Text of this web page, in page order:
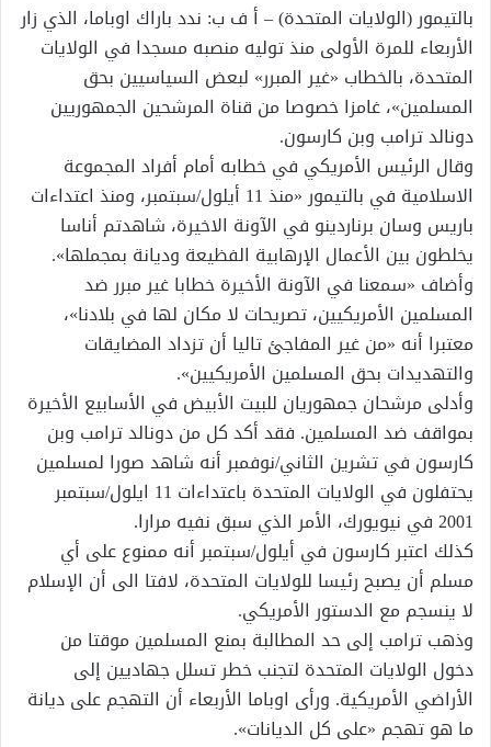
بالتيمور (الولايات المتحدة) – أ ف ب: ندد باراك اوباما، الذي زار
الأربعاء للمرة الأولى منذ توليه منصبه مسجدا في الولايات
المتحدة، بالخطاب «غير المبرر» لبعض السياسيين بحق
المسلمين»، غامزا خصوصا من قناة المرشحين الجمهوريين
دونالد ترامب وبن كارسون.
وقال الرئيس الأمريكي في خطابه أمام أفراد المجموعة
الاسلامية في بالتيمور «منذ 11 أيلول/سبتمبر، ومنذ اعتداءات
باريس وسان برناردينو في الآونة الاخيرة، شاهدتم أناسا
يخلطون بين الأعمال الإرهابية الفظيعة وديانة بمجملها».
وأضاف «سمعنا في الآونة الأخيرة خطابا غير مبرر ضد
المسلمين الأمريكيين، تصريحات لا مكان لها في بلادنا»،
معتبرا أنه «من غير المفاجئ تاليا أن تزداد المضايقات
والتهديدات بحق المسلمين الأمريكيين».
وأدلى مرشحان جمهوريان للبيت الأبيض في الأسابيع الأخيرة
بمواقف ضد المسلمين. فقد أكد كل من دونالد ترامب وبن
كارسون في تشرين الثاني/نوفمبر أنه شاهد صورا لمسلمين
يحتفلون في الولايات المتحدة باعتداءات 11 ايلول/سبتمبر
2001 في نيويورك، الأمر الذي سبق نفيه مرارا.
كذلك اعتبر كارسون في أيلول/سبتمبر أنه ممنوع على أي
مسلم أن يصبح رئيسا للولايات المتحدة، لافتا الى أن الإسلام
لا ينسجم مع الدستور الأمريكي.
وذهب ترامب إلى حد المطالبة بمنع المسلمين موقتا من
دخول الولايات المتحدة لتجنب خطر تسلل جهاديين إلى
الأراضي الأمريكية. ورأى اوباما الأربعاء أن التهجم على ديانة
ما هو تهجم «على كل الديانات».